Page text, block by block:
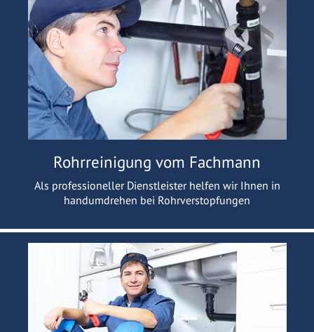
Rohrreinigung vom Fachmann
Als professioneller Dienstleister helfen wir Ihnen in
handumdrehen bei Rohrverstopfungen